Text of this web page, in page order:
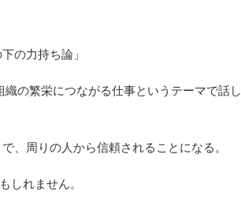
の力持ち論」
の繁栄につながる仕事というテーマで話し
、周りの人から信頼されることになる。
しれません。